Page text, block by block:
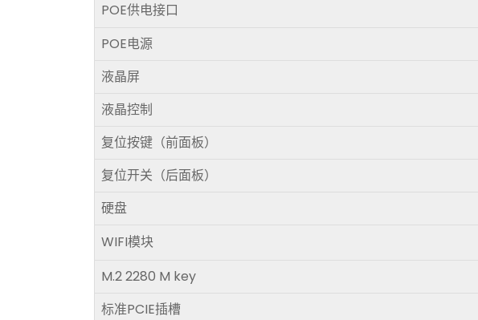
POE供电接口
POE电源
液晶屏
液晶控制
复位按键（前面板）
复位开关（后面板）
硬盘
WIFI模块
M.2 2280 M key
标准PCIE插槽